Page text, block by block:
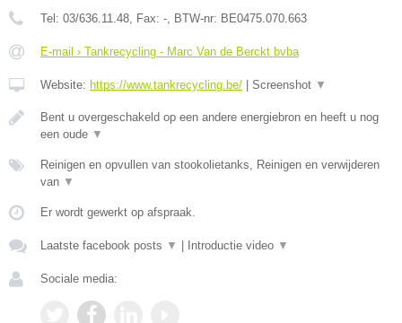
Tel: 03/636.11.48 , Fax: - , BTW-nr: BE0475.070.663
E-mail › Tankrecycling - Marc Van de Berckt bvba
Website: https://www.tankrecycling.be/ | Screenshot ▼
Bent u overgeschakeld op een andere energiebron en heeft u nog
een oude ▼
Reinigen en opvullen van stookolietanks, Reinigen en verwijderen
van ▼
Er wordt gewerkt op afspraak.
Laatste facebook posts ▼ | Introductie video ▼
Sociale media: